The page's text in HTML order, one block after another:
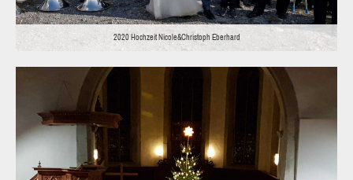
2020 Hochzeit Nicole&Christoph Eberhard